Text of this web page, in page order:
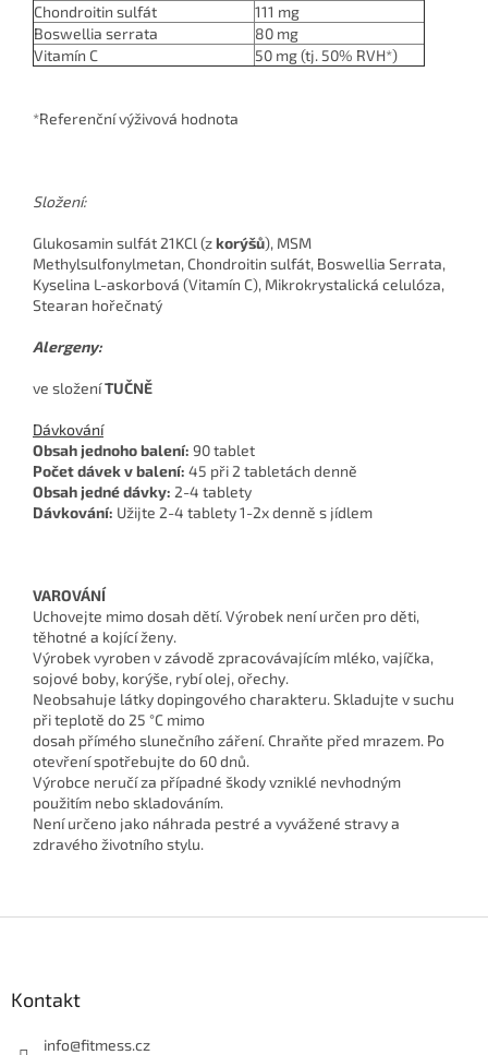
Chondroitin sulfát
111 mg
Boswellia serrata
80 mg
Vitamín C
50 mg (tj. 50% RVH*)
*Referenční výživová hodnota
Složení:
Glukosamin sulfát 21KCl (zkorýšů), MSM
Methylsulfonylmetan, Chondroitin sulfát, Boswellia Serrata,
Kyselina L-askorbová (Vitamín C), Mikrokrystalická celulóza,
Stearan hořečnatý
Alergeny:
ve složeníTUČNĚ
Dávkování
Obsah jednoho balení: 90 tablet
Počet dávek v balení: 45 při 2 tabletách denně
Obsah jedné dávky: 2-4 tablety
Dávkování: Užijte 2-4 tablety 1-2x denně s jídlem
VAROVÁNÍ
Uchovejte mimo dosah dětí. Výrobek není určen pro děti,
těhotné a kojící ženy.
Výrobek vyroben v závodě zpracovávajícím mléko, vajíčka,
sojové boby, korýše, rybí olej, ořechy.
Neobsahuje látky dopingového charakteru. Skladujte v suchu
při teplotě do 25 °C mimo
dosah přímého slunečního záření. Chraňte před mrazem. Po
otevření spotřebujte do 60 dnů.
Výrobce neručí za případné škody vzniklé nevhodným
použitím nebo skladováním.
Není určeno jako náhrada pestré a vyvážené stravy a
zdravého životního stylu.
Kontakt
info@fitmess.cz